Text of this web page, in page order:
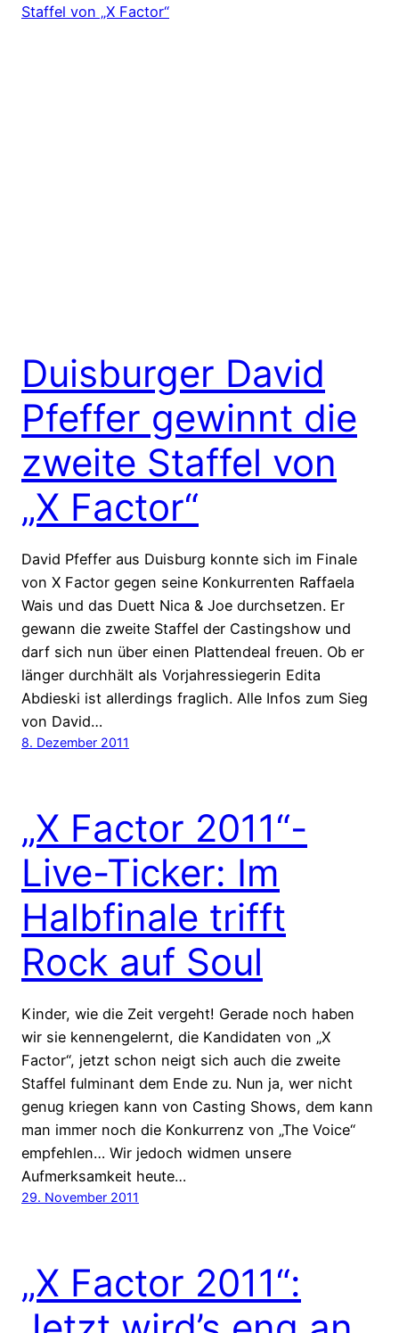
Duisburger David
Pfeffer gewinnt die
zweite Staffel von
„X Factor“
David Pfeffer aus Duisburg konnte sich im Finale
von X Factor gegen seine Konkurrenten Raffaela
Wais und das Duett Nica & Joe durchsetzen. Er
gewann die zweite Staffel der Castingshow und
darf sich nun über einen Plattendeal freuen. Ob er
länger durchhält als Vorjahressiegerin Edita
Abdieski ist allerdings fraglich. Alle Infos zum Sieg
von David…
8. Dezember 2011
„X Factor 2011“-
Live-Ticker: Im
Halbfinale trifft
Rock auf Soul
Kinder, wie die Zeit vergeht! Gerade noch haben
wir sie kennengelernt, die Kandidaten von „X
Factor“, jetzt schon neigt sich auch die zweite
Staffel fulminant dem Ende zu. Nun ja, wer nicht
genug kriegen kann von Casting Shows, dem kann
man immer noch die Konkurrenz von „The Voice“
empfehlen… Wir jedoch widmen unsere
Aufmerksamkeit heute…
29. November 2011
„X Factor 2011“: